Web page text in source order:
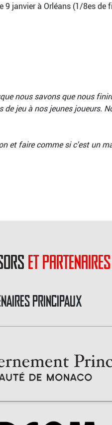
janvier à Orléans (1/8es
nous savons que nous
jeu à nos jeunes joueurs.
et faire comme si c'est un
et partenaires
PRINCIPAUX